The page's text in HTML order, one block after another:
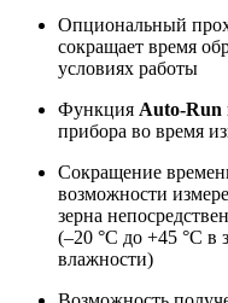
Опциональный
сокращает время
условиях работы
Функция Auto-Run
прибора во время
Сокращение
возможности
зерна
(–20 °C до +45 °C в
влажности)